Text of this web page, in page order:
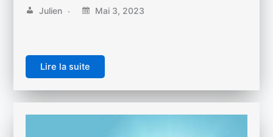
Julien Mai 3, 2023
Lire la suite